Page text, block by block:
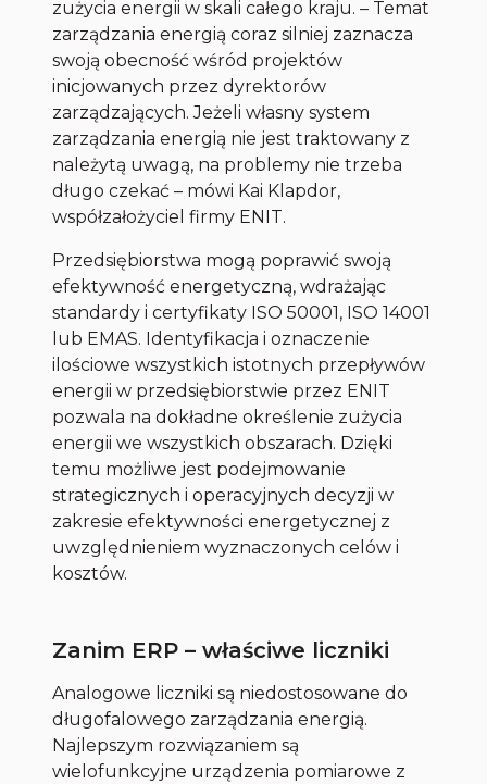
zużycia energii w skali całego kraju. – Temat
zarządzania energią coraz silniej zaznacza
swoją obecność wśród projektów
inicjowanych przez dyrektorów
zarządzających. Jeżeli własny system
zarządzania energią nie jest traktowany z
należytą uwagą, na problemy nie trzeba
długo czekać – mówi Kai Klapdor,
współzałożyciel firmy ENIT.
Przedsiębiorstwa mogą poprawić swoją
efektywność energetyczną, wdrażając
standardy i certyfikaty ISO 50001, ISO 14001
lub EMAS. Identyfikacja i oznaczenie
ilościowe wszystkich istotnych przepływów
energii w przedsiębiorstwie przez ENIT
pozwala na dokładne określenie zużycia
energii we wszystkich obszarach. Dzięki
temu możliwe jest podejmowanie
strategicznych i operacyjnych decyzji w
zakresie efektywności energetycznej z
uwzględnieniem wyznaczonych celów i
kosztów.
Zanim ERP – właściwe liczniki
Analogowe liczniki są niedostosowane do
długofalowego zarządzania energią.
Najlepszym rozwiązaniem są
wielofunkcyjne urządzenia pomiarowe z